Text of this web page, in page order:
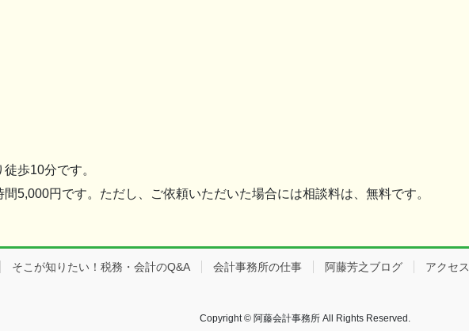
歩10分です。
5,000円です。ただし、ご依頼いただいた場合には相談料は、無料です。
そこが知りたい！税務・会計のQ&A 会計事務所の仕事 阿藤芳之ブログ アクセス
Copyright © 阿藤会計事務所 All Rights Reserved.